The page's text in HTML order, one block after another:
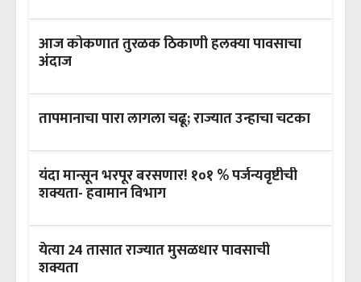
आज कोकणात तुरळक ठिकाणी हलक्या पावसाचा
अंदाज
तापमानाचा पारा लागला चढू; राज्यात उन्हाचा चटका
यंदा मान्सून भरपूर बरसणार! १०१ % पर्जन्यवृष्टीची
शक्यता- हवामान विभाग
येत्या 24 तासात राज्यात मुसळधार पावसाची
शक्यता